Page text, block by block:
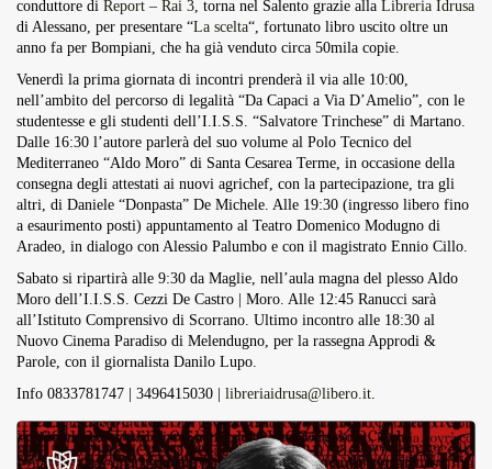
Overdrive Fest A Matino: Il...
Maggio 29, 2026 4 Min
conduttore di Report – Rai 3, torna nel Salento grazie alla Libreria Idrusa
di Alessano, per presentare “La scelta“, fortunato libro uscito oltre un
anno fa per Bompiani, che ha già venduto circa 50mila copie.
Venerdì la prima giornata di incontri prenderà il via alle 10:00,
nell’ambito del percorso di legalità “Da Capaci a Via D’Amelio”, con le
studentesse e gli studenti dell’I.I.S.S. “Salvatore Trinchese” di Martano.
Dalle 16:30 l’autore parlerà del suo volume al Polo Tecnico del
Mediterraneo “Aldo Moro” di Santa Cesarea Terme, in occasione della
consegna degli attestati ai nuovi agrichef, con la partecipazione, tra gli
altri, di Daniele “Donpasta” De Michele. Alle 19:30 (ingresso libero fino
a esaurimento posti) appuntamento al Teatro Domenico Modugno di
Aradeo, in dialogo con Alessio Palumbo e con il magistrato Ennio Cillo.
Sabato si ripartirà alle 9:30 da Maglie, nell’aula magna del plesso Aldo
Moro dell’I.I.S.S. Cezzi De Castro | Moro. Alle 12:45 Ranucci sarà
all’Istituto Comprensivo di Scorrano. Ultimo incontro alle 18:30 al
Nuovo Cinema Paradiso di Melendugno, per la rassegna Approdi &
Parole, con il giornalista Danilo Lupo.
Info 0833781747 | 3496415030 | libreriaidrusa@libero.it.